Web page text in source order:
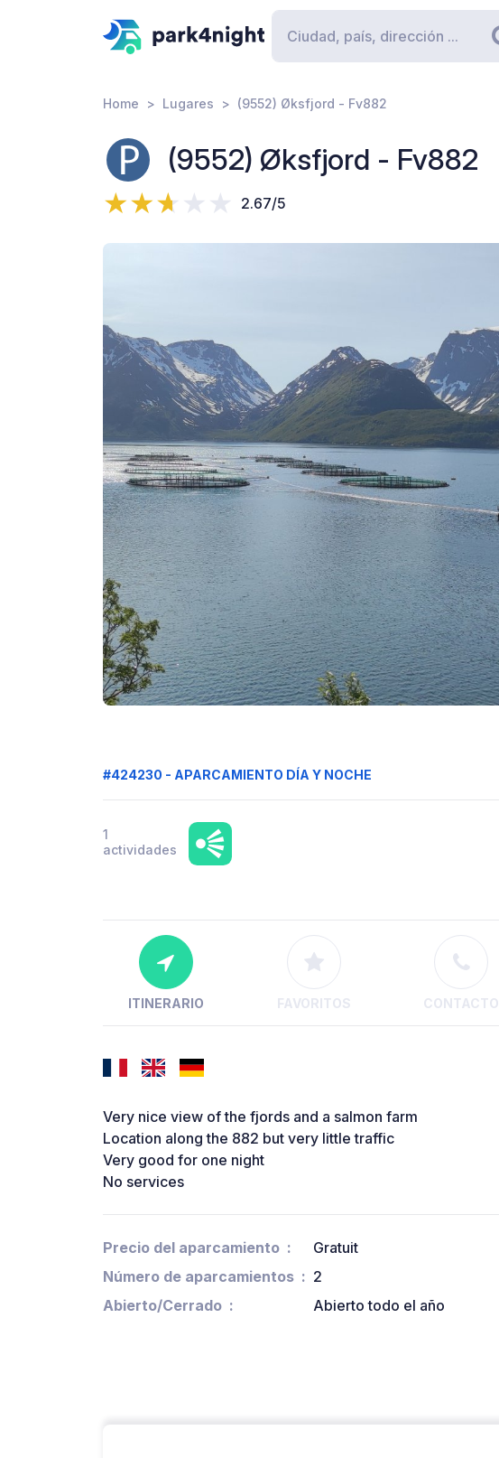
Home Lugares (9552) Øksfjord - Fv882
(9552) Øksfjord - Fv882
2.67/5
#424230 - APARCAMIENTO DÍA Y NOCHE
1
actividades
ITINERARIO FAVORITOS CONTACTO
Very nice view of the fjords and a salmon farm
Location along the 882 but very little traffic
Very good for one night
No services
Precio del aparcamiento
Gratuit
Número de aparcamientos
2
Abierto/Cerrado
Abierto todo el año